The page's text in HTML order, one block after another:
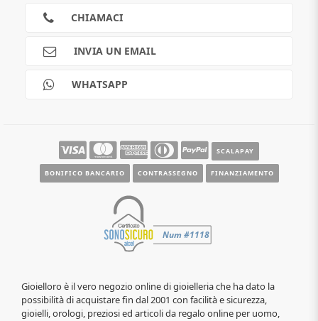
Scalapay
CHIAMACI
INVIA UN EMAIL
WHATSAPP
SCALAPAY
BONIFICO BANCARIO CONTRASSEGNO FINANZIAMENTO
Gioielloro è il vero negozio online di gioielleria che ha dato la
possibilità di acquistare fin dal 2001 con facilità e sicurezza,
gioielli, orologi, preziosi ed articoli da regalo online per uomo,